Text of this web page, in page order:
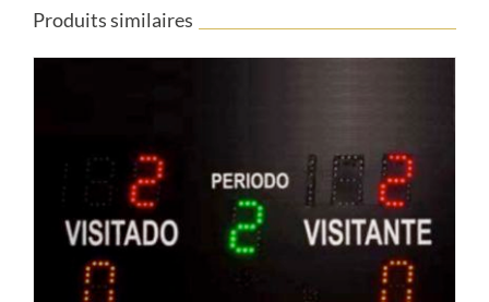
Produits similaires